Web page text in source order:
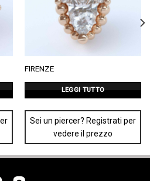
FIRENZE
LEGGI TUTTO
Sei un piercer? Registrati per
vedere il prezzo